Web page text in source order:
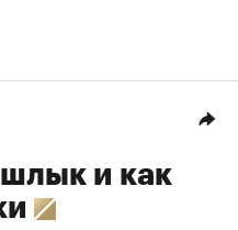
и как